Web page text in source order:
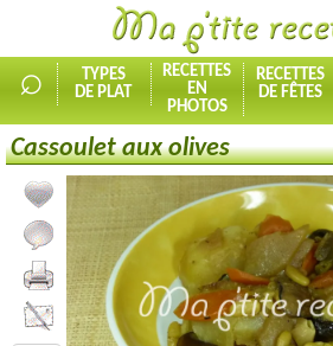
⌕
TYPES
DE PLAT
RECETTES
EN
PHOTOS
RECETTES
DE FÊTES
Cassoulet aux olives
Ajouter la recette à mes favorites
Commenter, noter la recette
Imprimer la recette
Partager cette recette